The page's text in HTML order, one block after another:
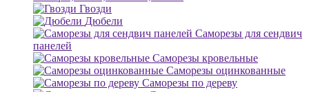
Гвозди
Дюбели
Саморезы для сендвич
панелей
Саморезы кровельные
Саморезы оцинкованные
Саморезы по дереву